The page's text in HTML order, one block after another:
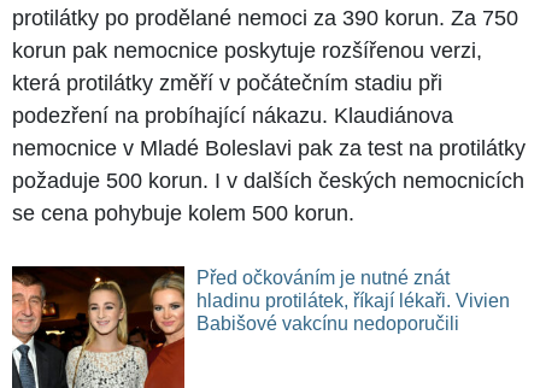
protilátky po prodělané nemoci za 390 korun. Za 750
korun pak nemocnice poskytuje rozšířenou verzi,
která protilátky změří v počátečním stadiu při
podezření na probíhající nákazu. Klaudiánova
nemocnice v Mladé Boleslavi pak za test na protilátky
požaduje 500 korun. I v dalších českých nemocnicích
se cena pohybuje kolem 500 korun.
Před očkováním je nutné znát
hladinu protilátek, říkají lékaři. Vivien
Babišové vakcínu nedoporučili